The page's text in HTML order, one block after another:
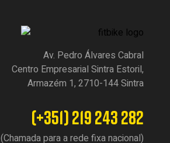
Av. Pedro Álvares Cabral
Centro Empresarial Sintra Estoril,
Armazém 1, 2710-144 Sintra
(+351) 219 243 282
(Chamada para a rede fixa nacional)